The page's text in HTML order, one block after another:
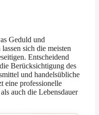
Geduld und
sich die meisten
Entscheidend
Berücksichtigung des
und handelsübliche
eine professionelle
auch die Lebensdauer